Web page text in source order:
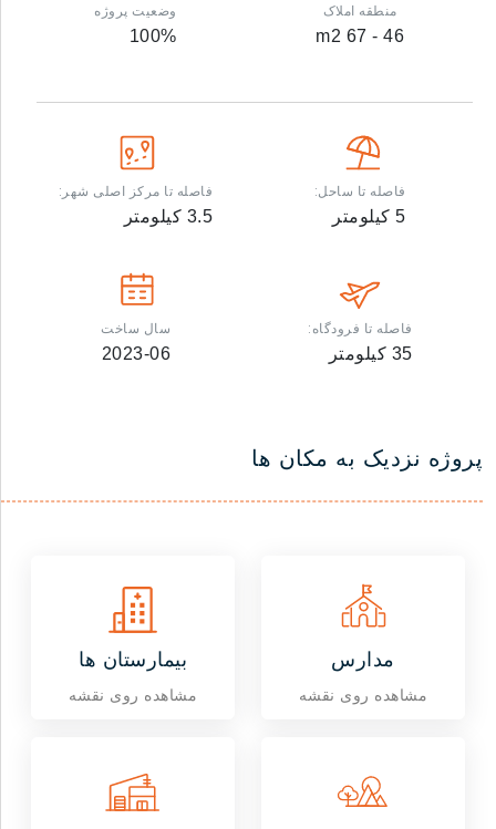
منطقه املاک
46 - 67
وضعیت پروژه
100%
فاصله تا ساحل:
5 کیلومتر
فاصله تا مرکز اصلی شهر:
3.5 کیلومتر
فاصله تا فرودگاه:
35 کیلومتر
سال ساخت
2023-06
پروژه نزدیک به مکان ها
بیمارستان ها
مشاهده روی نقشه
مدارس
مشاهده روی نقشه